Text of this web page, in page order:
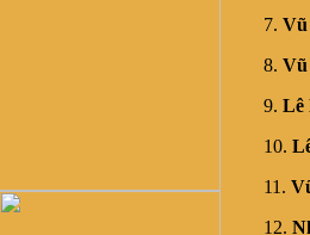
phép tìm nhánh Võ Hy của
7. Vũ
8. Vũ
9. Lê
10.
11.
12.